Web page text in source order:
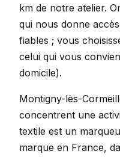
km de notre atelier.
qui nous donne
fiables ; vous
celui qui vous
domicile).
Montigny-lès-
concentrent une
textile est un
marque en France,